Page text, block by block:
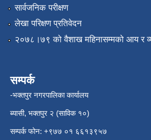
सार्वजनिक परीक्षण
लेखा परिक्षण प्रतिवेदन
२०७८।७९ को वैशाख महिनासम्मको आय र
सम्पर्क
-भक्तपुर नगरपालिका कार्यालय
ब्यासी, भक्तपुर २ (साविक १०)
सम्पर्क फोन: +९७७ ०१ ६६१३९५७